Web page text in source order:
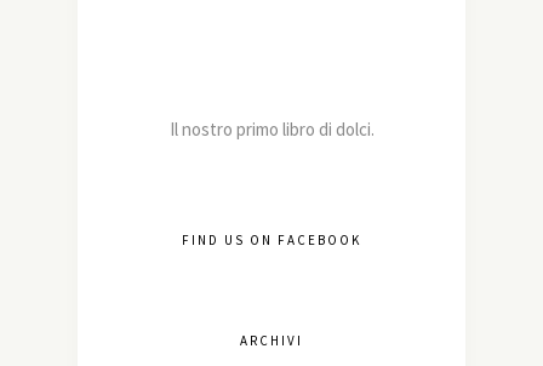
Il nostro primo libro di dolci.
FIND US ON FACEBOOK
ARCHIVI